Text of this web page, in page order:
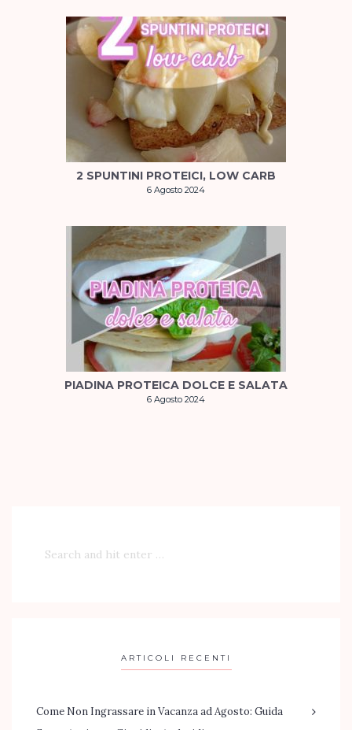
2 SPUNTINI PROTEICI, LOW CARB
6 Agosto 2024
PIADINA PROTEICA DOLCE E SALATA
6 Agosto 2024
ARTICOLI RECENTI
Come Non Ingrassare in Vacanza ad Agosto: Guida